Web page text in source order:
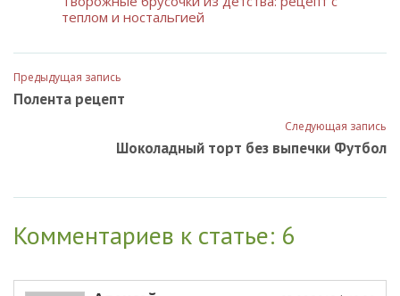
теплом и ностальгией
Предыдущая запись
Полента рецепт
Следующая запись
Шоколадный торт без выпечки Футбол
Комментариев к статье: 6